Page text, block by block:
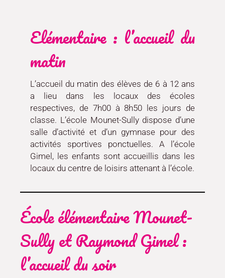
Elémentaire : l’accueil du
matin
L’accueil du matin des élèves de 6 à 12 ans
a lieu dans les locaux des écoles
respectives, de 7h00 à 8h50 les jours de
classe. L’école Mounet-Sully dispose d’une
salle d’activité et d’un gymnase pour des
activités sportives ponctuelles. A l’école
Gimel, les enfants sont accueillis dans les
locaux du centre de loisirs attenant à l’école.
École élémentaire Mounet-
Sully et Raymond Gimel :
l’accueil du soir